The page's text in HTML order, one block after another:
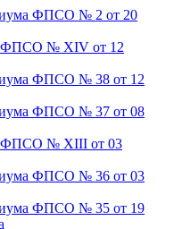
ФПСО № 2 от 20
ФПСО № XIV от 12
ФПСО № 38 от 12
ФПСО № 37 от 08
ФПСО № XIII от 03
ФПСО № 36 от 03
ФПСО № 35 от 19